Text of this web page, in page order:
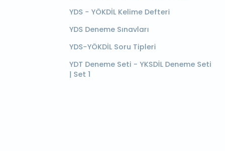
YDS - YÖKDİL Kelime Defteri
YDS Deneme Sınavları
YDS-YÖKDİL Soru Tipleri
YDT Deneme Seti - YKSDİL Deneme Seti
| Set 1